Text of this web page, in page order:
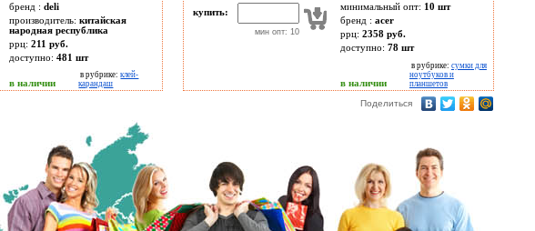
бренд :deli
производитель:китайская
народная республика
ррц:211 руб.
доступно:481 шт
в наличии
в рубрике:клей-
карандаш
купить:
мин опт: 10
минимальный опт: 10 шт
бренд : acer
ррц: 2358 руб.
доступно: 78 шт
в наличии
в рубрике: сумки для
ноутбуков и
планшетов
Поделиться